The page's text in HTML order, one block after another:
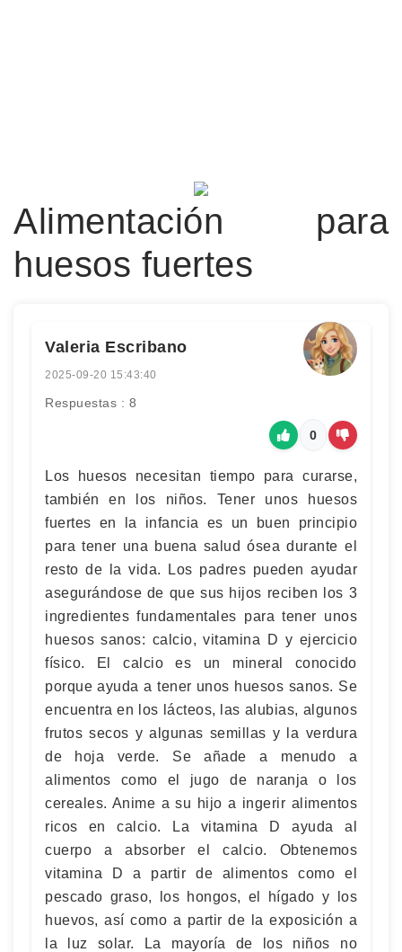
Alimentación para
huesos fuertes
Valeria Escribano
2025-09-20 15:43:40
Respuestas : 8
0
Los huesos necesitan tiempo para curarse,
también en los niños. Tener unos huesos
fuertes en la infancia es un buen principio
para tener una buena salud ósea durante el
resto de la vida. Los padres pueden ayudar
asegurándose de que sus hijos reciben los 3
ingredientes fundamentales para tener unos
huesos sanos: calcio, vitamina D y ejercicio
físico. El calcio es un mineral conocido
porque ayuda a tener unos huesos sanos. Se
encuentra en los lácteos, las alubias, algunos
frutos secos y algunas semillas y la verdura
de hoja verde. Se añade a menudo a
alimentos como el jugo de naranja o los
cereales. Anime a su hijo a ingerir alimentos
ricos en calcio. La vitamina D ayuda al
cuerpo a absorber el calcio. Obtenemos
vitamina D a partir de alimentos como el
pescado graso, los hongos, el hígado y los
huevos, así como a partir de la exposición a
la luz solar. La mayoría de los niños no